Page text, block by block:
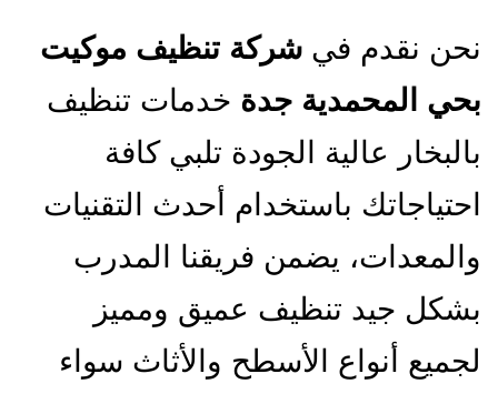
نحن نقدم في شركة تنظيف موكيت
بحي المحمدية جدة خدمات تنظيف
بالبخار عالية الجودة تلبي كافة
احتياجاتك باستخدام أحدث التقنيات
والمعدات، يضمن فريقنا المدرب
بشكل جيد تنظيف عميق ومميز
لجميع أنواع الأسطح والأثاث سواء